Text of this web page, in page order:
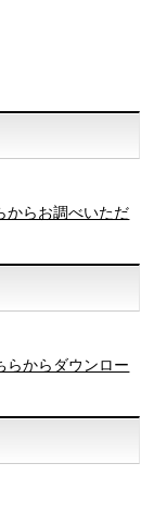
からお調べいただ
らからダウンロー